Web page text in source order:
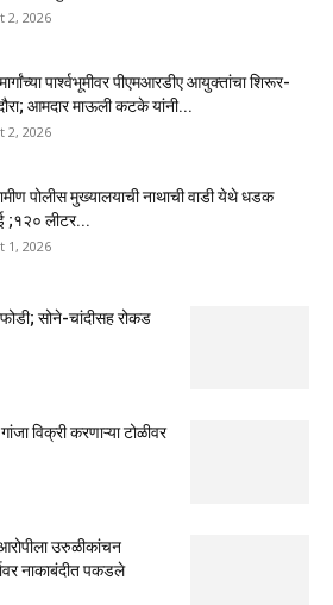
2, 2026
पार्श्वभूमीवर पीएमआरडीए आयुक्तांचा शिरूर-
आमदार माऊली कटके यांनी...
2, 2026
पोलीस मुख्यालयाची नाथाची वाडी येथे धडक
;१२० लीटर...
1, 2026
सोने-चांदीसह रोकड
विक्री करणाऱ्या टोळीवर
उरुळीकांचन
नाकाबंदीत पकडले